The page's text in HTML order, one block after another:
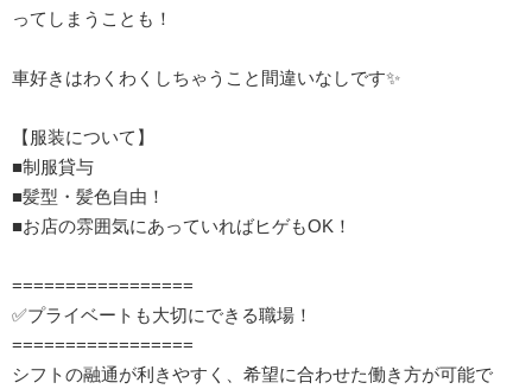
ってしまうことも！
車好きはわくわくしちゃうこと間違いなしです✨
【服装について】
■制服貸与
■髪型・髪色自由！
■お店の雰囲気にあっていればヒゲもOK！
=================
✅プライベートも大切にできる職場！
=================
シフトの融通が利きやすく、希望に合わせた働き方が可能で